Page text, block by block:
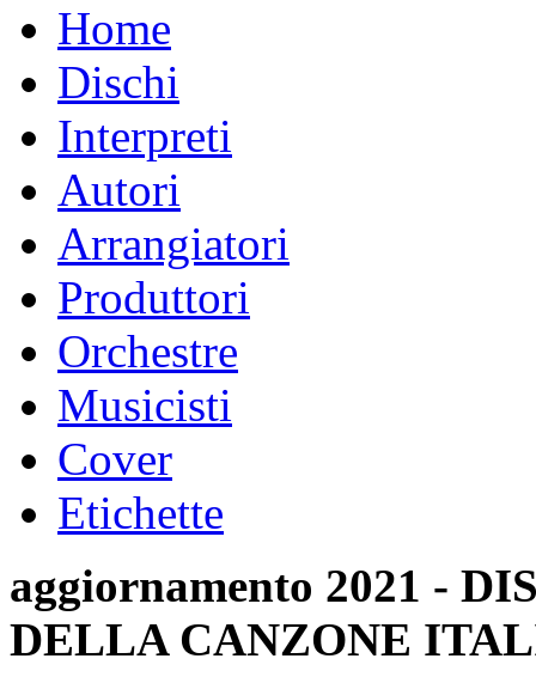
Home
Dischi
Interpreti
Autori
Arrangiatori
Produttori
Orchestre
Musicisti
Cover
Etichette
aggiornamento 2021 -
DELLA CANZONE